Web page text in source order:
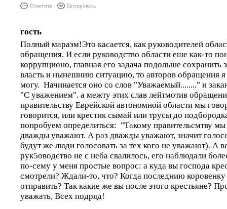
Ответить Цитировать
гость
Полный маразм!Это касается, как руководителей
обращения. И если руководство области еше как-то
коррупционо, главная его задача подольше
власть и нынешнию ситуацию, то авторов обращения я
могу. Начинается оно со слов "Уважаемый........" и
"С уважением". а межту этих слав лейтмотив
правительству Еврейской автономной области мы
говорится, или крестик сымай или трусы до
попробуем определиться: "Такому правительсмтву
дважды уважают. А раз дважды уважают, значит
будут же люди голосовать за тех кого не уважают). А
рук5оводство не с неба свалилось, его наблюдали
по-сему у меня простые вопрос: а куда вы господа
смотрели? Ждали-то, что? Когда последнию коровенку
отправить? Так какие же вы после этого крестьяне?
уважать, Всех подряд!